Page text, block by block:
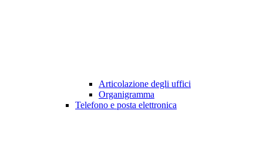
Articolazione degli uffici
Organigramma
Telefono e posta elettronica